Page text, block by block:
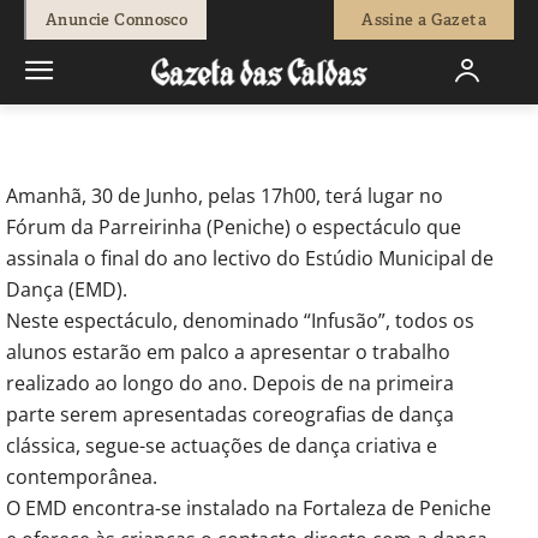
Anuncie Connosco Assine a Gazeta
Redação - 29 de Junho, 2012 0
Amanhã, 30 de Junho, pelas 17h00, terá lugar no
Fórum da Parreirinha (Peniche) o espectáculo que
assinala o final do ano lectivo do Estúdio Municipal de
Dança (EMD).
Neste espectáculo, denominado “Infusão”, todos os
alunos estarão em palco a apresentar o trabalho
realizado ao longo do ano. Depois de na primeira
parte serem apresentadas coreografias de dança
clássica, segue-se actuações de dança criativa e
contemporânea.
O EMD encontra-se instalado na Fortaleza de Peniche